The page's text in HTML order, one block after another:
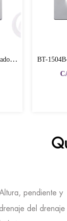
BT-1504-LC Desagüe de balcón de acero inoxidable para limpieza del piso del techo del baño con tornillo
150 MM
pendiente y
drenaje del drenaje